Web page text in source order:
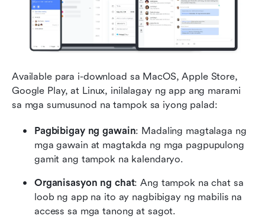
Available para i-download sa MacOS, Apple Store,
Google Play, at Linux, inilalagay ng app ang marami
sa mga sumusunod na tampok sa iyong palad:
Pagbibigay ng gawain: Madaling magtalaga ng
mga gawain at magtakda ng mga pagpupulong
gamit ang tampok na kalendaryo.
Organisasyon ng chat: Ang tampok na chat sa
loob ng app na ito ay nagbibigay ng mabilis na
access sa mga tanong at sagot.